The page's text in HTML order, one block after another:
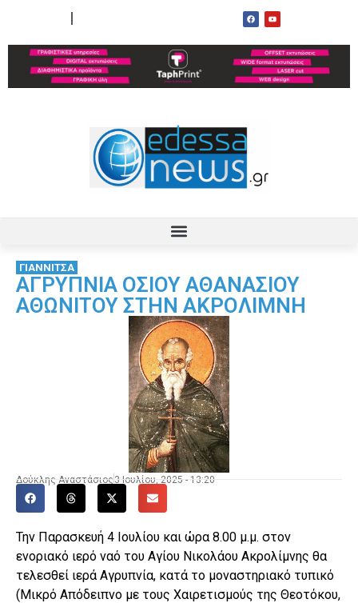
ΓΙΑΝΝΙΤΣΑ
ΑΓΡΥΠΝΙΑ ΟΣΙΟΥ ΑΘΑΝΑΣΙΟΥ
ΑΘΩΝΙΤΟΥ ΣΤΗΝ ΑΚΡΟΛΙΜΝΗ
Δούκλης Αναστάσιος 3 Ιουλίου, 2025 - 13:20
Την Παρασκευή 4 Ιουλίου και ώρα 8.00 μ.μ. στον
ενοριακό ιερό ναό του Αγίου Νικολάου Ακρολίμνης θα
τελεσθεί ιερά Αγρυπνία, κατά το μοναστηριακό τυπικό
(Μικρό Απόδειπνο με τους Χαιρετισμούς της Θεοτόκου,